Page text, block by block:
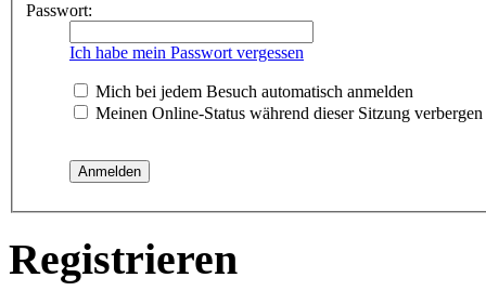
Passwort:
Ich habe mein Passwort vergessen
Mich bei jedem Besuch automatisch anmelden
Meinen Online-Status während dieser Sitzung verbergen
Registrieren